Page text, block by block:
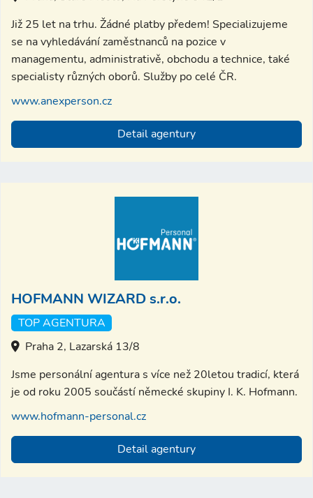
Již 25 let na trhu. Žádné platby předem! Specializujeme
se na vyhledávání zaměstnanců na pozice v
managementu, administrativě, obchodu a technice, také
specialisty různých oborů. Služby po celé ČR.
www.anexperson.cz
Detail agentury
HOFMANN WIZARD s.r.o.
TOP AGENTURA
Praha 2, Lazarská 13/8
Jsme personální agentura s více než 20letou tradicí, která
je od roku 2005 součástí německé skupiny I. K. Hofmann.
www.hofmann-personal.cz
Detail agentury